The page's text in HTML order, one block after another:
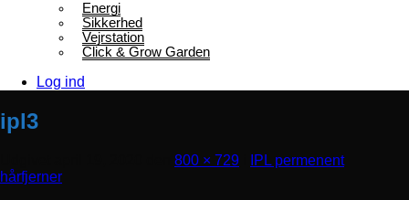
Energi
Sikkerhed
Vejrstation
Click & Grow Garden
Log ind
ipl3
800 × 729
IPL permenent
hårfjerner